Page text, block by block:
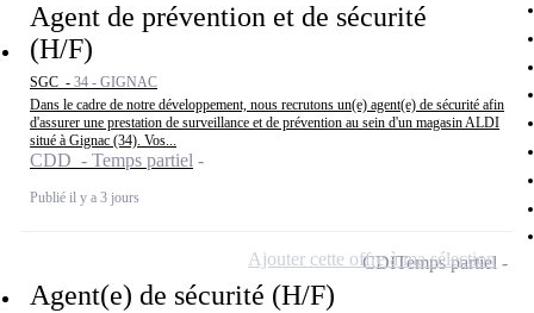
Agent de prévention et de sécurité
(H/F)
SGC - 34 - GIGNAC
Dans le cadre de notre développement, nous recrutons un(e) agent(e) de sécurité afin
d'assurer une prestation de surveillance et de prévention au sein d'un magasin ALDI
situé à Gignac (34). Vos...
CDD - Temps partiel
Publié il y a 3 jours
Agent(e) de sécurité (H/F)
CDITemps partiel
Ajouter cette offre à ma sélection